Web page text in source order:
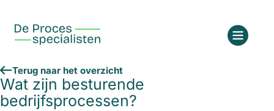
Terug naar het overzicht
Wat zijn besturende
bedrijfsprocessen?